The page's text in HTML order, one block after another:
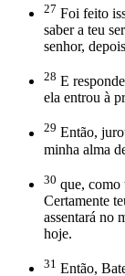
27 Foi feito
saber a teu
senhor,
28 E
ela entrou à
29 Então,
minha alma
30 que, como
Certamente
assentará no
hoje.
31 Então,